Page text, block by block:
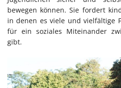
bewegen können. Sie fordert
in denen es viele und vielfältige
für ein soziales Miteinander
gibt.